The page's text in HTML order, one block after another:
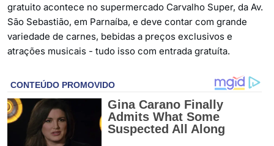
gratuito acontece no supermercado Carvalho Super, da Av.
São Sebastião, em Parnaíba, e deve contar com grande
variedade de carnes, bebidas a preços exclusivos e
atrações musicais - tudo isso com entrada gratuíta.